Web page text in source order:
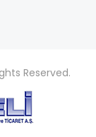
Reserved.